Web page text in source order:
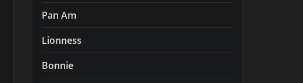
Pan Am
Lionness
Bonnie